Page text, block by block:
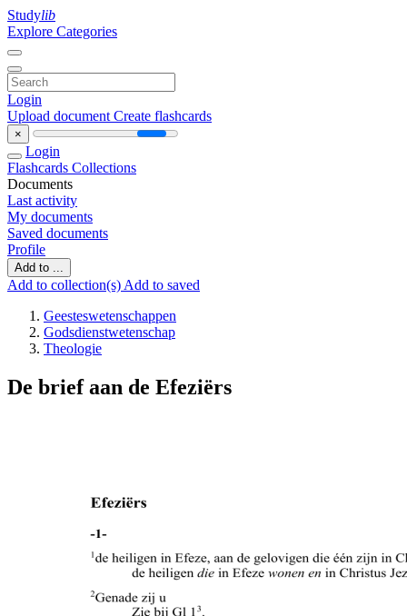
Studylib
Explore Categories
Login
Upload document Create flashcards
×
Login
Flashcards Collections
Documents
Last activity
My documents
Saved documents
Profile
Add to ...
Add to collection(s) Add to saved
Geesteswetenschappen
Godsdienstwetenschap
Theologie
De brief aan de Efeziërs